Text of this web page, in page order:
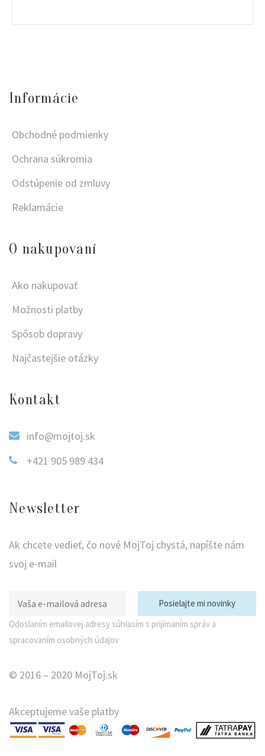
Informácie
Obchodné podmienky
Ochrana súkromia
Odstúpenie od zmluvy
Reklamácie
O nakupovaní
Ako nakupovať
Možnosti platby
Spôsob dopravy
Najčastejšie otázky
Kontakt
info@mojtoj.sk
+421 905 989 434
Newsletter
Ak chcete vedieť, čo nové MojToj chystá, napíšte nám
svoj e-mail
Odoslaním emailovej adresy súhlasím s prijímaním správ a
spracovaním osobných údajov
© 2016 – 2020 MojToj.sk
Akceptujeme vaše platby